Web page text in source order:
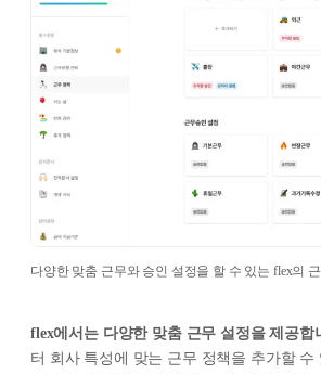
다양한 맞춤 근무와 승인 설정을 할 수 있는 flex의
flex에서는 다양한 맞춤 근무 설정을 제공합
터 회사 특성에 맞는 근무 정책을 추가할